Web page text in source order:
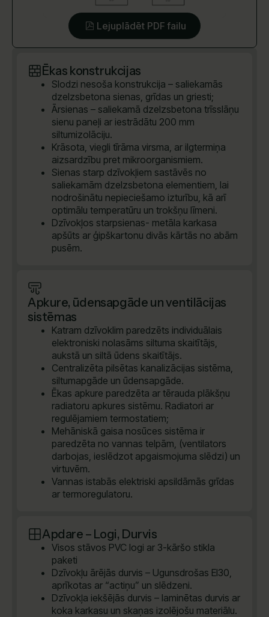
Lejuplādēt PDF failu
Ēkas konstrukcijas
Slodzi nesoša konstrukcija – saliekamās
dzelzsbetona sienas, grīdas un griesti;
Ārsienas – saliekamā dzelzsbetona trīsslāņu
sienu paneļi ar iestrādātu 200 mm
siltumizolāciju.
Krāsota, viegli tīrāma virsma, ar ilgtermiņa
aizsardzību pret mikroorganismiem.
Sienas starp dzīvokļiem sastāvēs no
saliekamām dzelzsbetona elementiem, lai
nodrošinātu nepieciešamo izturību, kā arī
optimālu temperatūru un trokšņu līmeni.
Dzīvokļos starpsienas- metāla karkasa
apšūts ar ģipškartonu divās kārtās no abām
pusēm.
Apkure, ūdensapgāde un ventilācijas
sistēmas
Katram dzīvoklim paredzēts individuālais
elektroniski nolasāms siltuma skaitītājs,
aukstā un siltā ūdens skaitītājs.
Centralizēta pilsētas kanalizācijas sistēma,
siltumapgāde un ūdensapgāde.
Ēkas apkure paredzēta ar tērauda plākšņu
radiatoru apkures sistēmu. Radiatori ar
regulējamiem termostatiem;
Mehāniskā gaisa nosūces sistēma ir
paredzēta no vannas telpām, (ventilators
darbojas, ieslēdzot apgaismojuma slēdzi) un
virtuvēm.
Vannas istabās elektriski apsildāmās grīdas
ar termoregulatoru.
Apdare – Logi, Durvis
Visos stāvos PVC logi ar 3-kāršo stikla
paketi
Dzīvokļu ārējās durvis – Ugunsdrošas EI30,
aprīkotas ar “actiņu” un slēdzeni.
Dzīvokļa iekšējās durvis – laminētas durvis ar
koka karkasu un skaņas izolējošu materiālu.